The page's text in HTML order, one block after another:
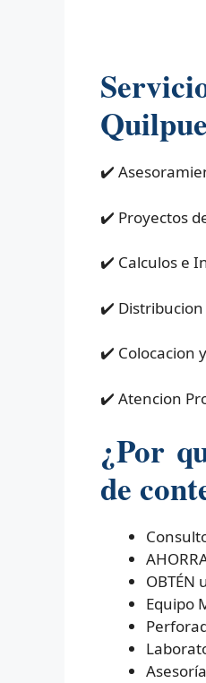
Quilpue
✔️
✔️ Proyectos
✔️ Calculos e
✔️ Distribucion
✔️ Colocacion
✔️ Atencion
¿Por
de
OBTÉN
Equipo